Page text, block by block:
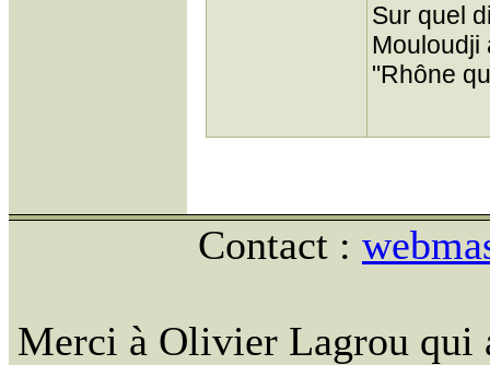
Sur quel
Mouloudji
"Rhône
Contact :
Merci à Olivier Lagrou qui